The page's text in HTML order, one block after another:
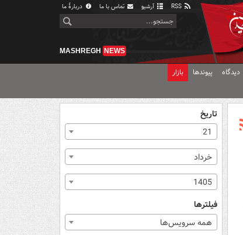
آرشیو تماس با ما دربارهٔ ما
MASHREGH NEWS
دیدگاه پیوندها بازار
تاریخ
21
خرداد
1405
فیلترها
همه سرویس‌ها